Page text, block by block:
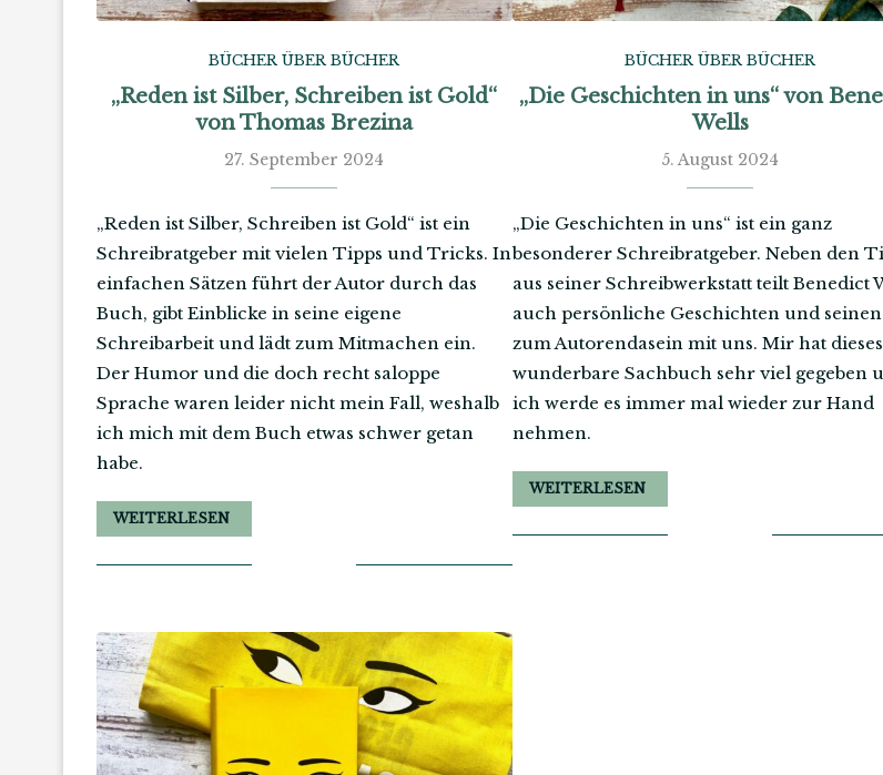
BÜCHER ÜBER BÜCHER
„Reden ist Silber, Schreiben ist Gold“
von Thomas Brezina
27. September 2024
„Reden ist Silber, Schreiben ist Gold“ ist ein
Schreibratgeber mit vielen Tipps und Tricks. In
einfachen Sätzen führt der Autor durch das
Buch, gibt Einblicke in seine eigene
Schreibarbeit und lädt zum Mitmachen ein.
Der Humor und die doch recht saloppe
Sprache waren leider nicht mein Fall, weshalb
ich mich mit dem Buch etwas schwer getan
habe.
WEITERLESEN
BÜCHER ÜBER BÜCHER
„Die Geschichten in uns“ von
Wells
5. August 2024
„Die Geschichten in uns“ ist ein ganz
besonderer Schreibratgeber. Neben den
aus seiner Schreibwerkstatt teilt Benedict
auch persönliche Geschichten und seinen
zum Autorendasein mit uns. Mir hat dieses
wunderbare Sachbuch sehr viel gegeben
ich werde es immer mal wieder zur Hand
nehmen.
WEITERLESEN